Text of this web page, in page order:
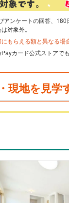
ンケートの回答、
対象外。
もらえる額と異なる場
カード公式ストアでも
現地を見学